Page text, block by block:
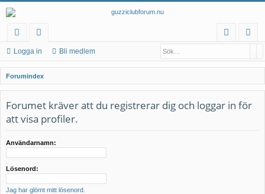
na
b
bl
än
ka
r
at
eg
or
ier
ga
in
m
ed
le
Logga in Bli medlem
Forumindex
Forumet kräver att du registrerar dig och loggar in för
att visa profiler.
Användarnamn:
Lösenord:
Jag har glömt mitt lösenord.